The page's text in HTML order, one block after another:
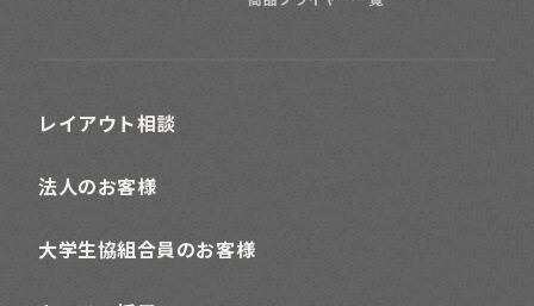
レイアウト相談
法人のお客様
大学生協組合員のお客様